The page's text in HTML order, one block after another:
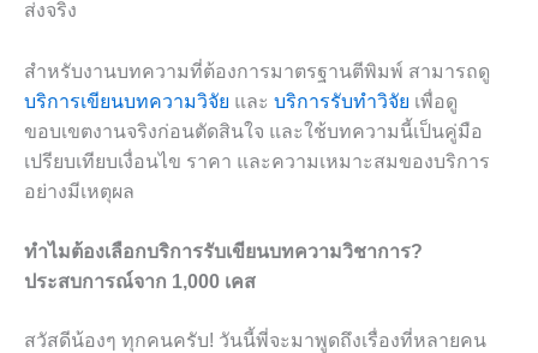
ส่งจริง
สำหรับงานบทความที่ต้องการมาตรฐานตีพิมพ์ สามารถดู
บริการเขียนบทความวิจัย และ บริการรับทำวิจัย เพื่อดู
ขอบเขตงานจริงก่อนตัดสินใจ และใช้บทความนี้เป็นคู่มือ
เปรียบเทียบเงื่อนไข ราคา และความเหมาะสมของบริการ
อย่างมีเหตุผล
ทำไมต้องเลือกบริการรับเขียนบทความวิชาการ?
ประสบการณ์จาก 1,000 เคส
สวัสดีน้องๆ ทุกคนครับ! วันนี้พี่จะมาพูดถึงเรื่องที่หลายคน